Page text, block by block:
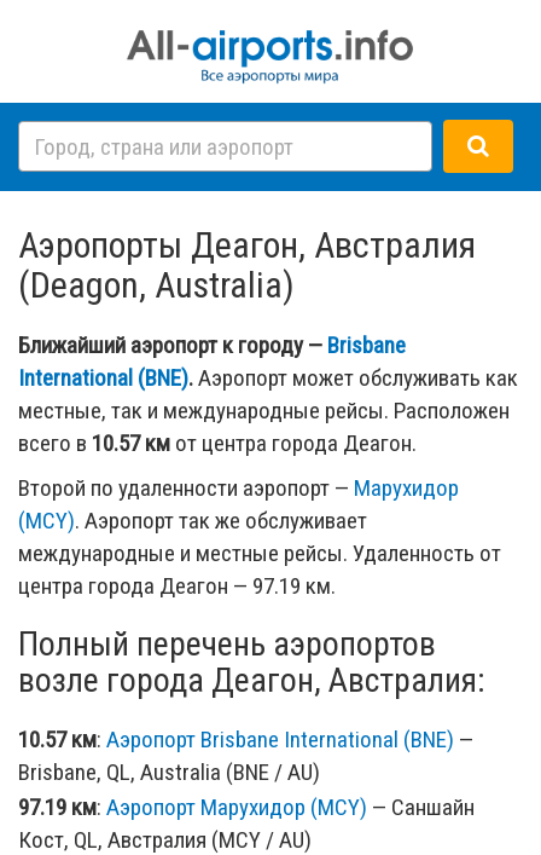
Аэропорты Деагон, Австралия
(Deagon, Australia)
Ближайший аэропорт к городу — Brisbane
International (BNE).Аэропорт может обслуживать как
местные, так и международные рейсы. Расположен
всего в 10.57 км от центра города Деагон.
Второй по удаленности аэропорт — Марухидор
(MCY). Аэропорт так же обслуживает
международные и местные рейсы. Удаленность от
центра города Деагон — 97.19 км.
Полный перечень аэропортов
возле города Деагон, Австралия:
10.57 км: Аэропорт Brisbane International (BNE) —
Brisbane, QL, Australia (BNE / AU)
97.19 км: Аэропорт Марухидор (MCY) — Саншайн
Кост, QL, Австралия (MCY / AU)